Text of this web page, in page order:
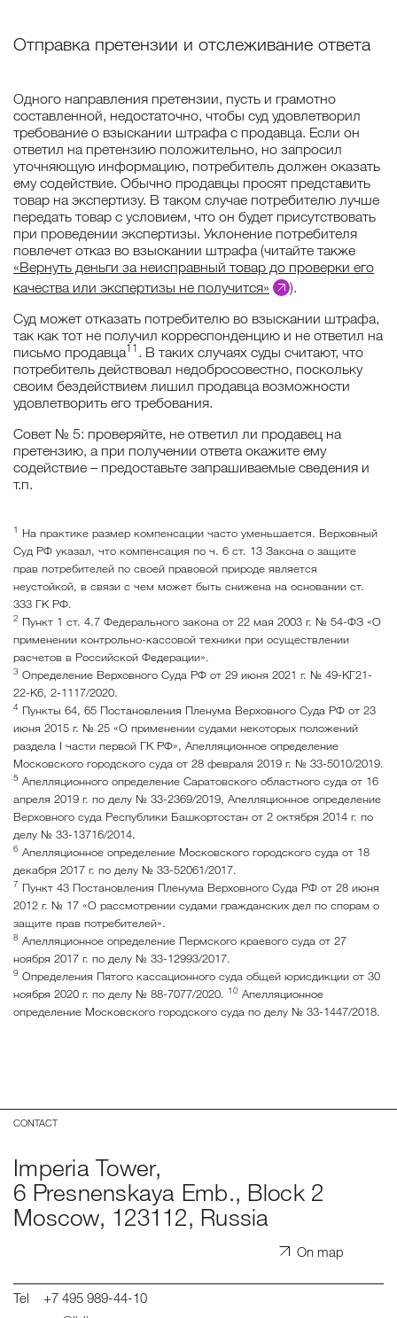
Отправка претензии и отслеживание ответа
Одного направления претензии, пусть и грамотно
составленной, недостаточно, чтобы суд удовлетворил
требование о взыскании штрафа с продавца. Если он
ответил на претензию положительно, но запросил
уточняющую информацию, потребитель должен оказать
ему содействие. Обычно продавцы просят представить
товар на экспертизу. В таком случае потребителю лучше
передать товар с условием, что он будет присутствовать
при проведении экспертизы. Уклонение потребителя
повлечет отказ во взыскании штрафа (читайте также
«Вернуть деньги за неисправный товар до проверки его
качества или экспертизы не получится»
).
Суд может отказать потребителю во взыскании штрафа,
так как тот не получил корреспонденцию и не ответил на
письмо продавца11. В таких случаях суды считают, что
потребитель действовал недобросовестно, поскольку
своим бездействием лишил продавца возможности
удовлетворить его требования.
Совет № 5: проверяйте, не ответил ли продавец на
претензию, а при получении ответа окажите ему
содействие – предоставьте запрашиваемые сведения и
т.п.
1 На практике размер компенсации часто уменьшается. Верховный
Суд РФ указал, что компенсация по ч. 6 ст. 13 Закона о защите
прав потребителей по своей правовой природе является
неустойкой, в связи с чем может быть снижена на основании ст.
333 ГК РФ.
2 Пункт 1 ст. 4.7 Федерального закона от 22 мая 2003 г. № 54-ФЗ «О
применении контрольно-кассовой техники при осуществлении
расчетов в Российской Федерации».
3 Определение Верховного Суда РФ от 29 июня 2021 г. № 49-КГ21-
22-К6, 2-1117/2020.
4 Пункты 64, 65 Постановления Пленума Верховного Суда РФ от 23
июня 2015 г. № 25 «О применении судами некоторых положений
раздела I части первой ГК РФ», Апелляционное определение
Московского городского суда от 28 февраля 2019 г. № 33-5010/2019.
5 Апелляционного определение Саратовского областного суда от 16
апреля 2019 г. по делу № 33-2369/2019, Апелляционное определение
Верховного суда Республики Башкортостан от 2 октября 2014 г. по
делу № 33-13716/2014.
6 Апелляционное определение Московского городского суда от 18
декабря 2017 г. по делу № 33-52061/2017.
7 Пункт 43 Постановления Пленума Верховного Суда РФ от 28 июня
2012 г. № 17 «О рассмотрении судами гражданских дел по спорам о
защите прав потребителей».
8 Апелляционное определение Пермского краевого суда от 27
ноября 2017 г. по делу № 33-12993/2017.
9 Определения Пятого кассационного суда общей юрисдикции от 30
ноября 2020 г. по делу № 88-7077/2020. 10 Апелляционное
определение Московского городского суда по делу № 33-1447/2018.
CONTACT
Imperia Tower,
6 Presnenskaya Emb., Block 2
Moscow, 123112, Russia
On map
Tel
+7 495 989-44-10